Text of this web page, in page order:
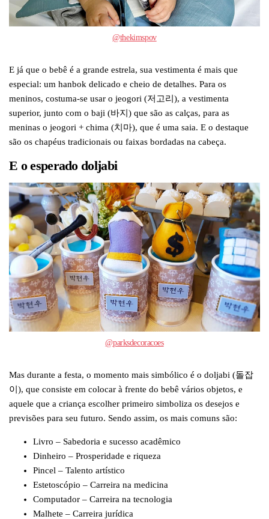
@thekimspov
E já que o bebê é a grande estrela, sua vestimenta é mais que
especial: um hanbok delicado e cheio de detalhes. Para os
meninos, costuma-se usar o jeogori (저고리), a vestimenta
superior, junto com o baji (바지) que são as calças, para as
meninas o jeogori + chima (치마), que é uma saia. E o destaque
são os chapéus tradicionais ou faixas bordadas na cabeça.
E o esperado doljabi
@parksdecoracoes
Mas durante a festa, o momento mais simbólico é o doljabi (돌잡
이), que consiste em colocar à frente do bebê vários objetos, e
aquele que a criança escolher primeiro simboliza os desejos e
previsões para seu futuro. Sendo assim, os mais comuns são:
Livro – Sabedoria e sucesso acadêmico
Dinheiro – Prosperidade e riqueza
Pincel – Talento artístico
Estetoscópio – Carreira na medicina
Computador – Carreira na tecnologia
Malhete – Carreira jurídica